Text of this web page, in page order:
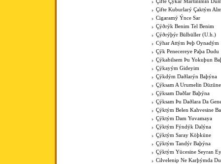
Çifte Çýkar Martinimin
Çifte Kuburlarý Çaktým
Cigaramý Ýnce Sar
Çýðrýk Benim Tel Benim
Çýðrýþýr Bülbüller (U.h.)
Cýhar Attým Þeþ Oynadým
Çýk Penecereye Paþa Dudu
Çýkabilsem Þu Yokuþun
Çýkayým Gideyim
Çýkdým Daðlarýn Baþýna
Çýksam A Urumelin Düzüne
Çýksam Daðlar Baþýna
Çýksam Þu Daðlara Da
Çýktým Belen Kahvesine
Çýktým Dam Yuvamaya
Çýktým Fýndýk Dalýna
Çýktým Saray Köþküne
Çýktým Tandýr Baþýna
Çýktým Yücesine Seyran
Cilvelenip Ne Karþýmda